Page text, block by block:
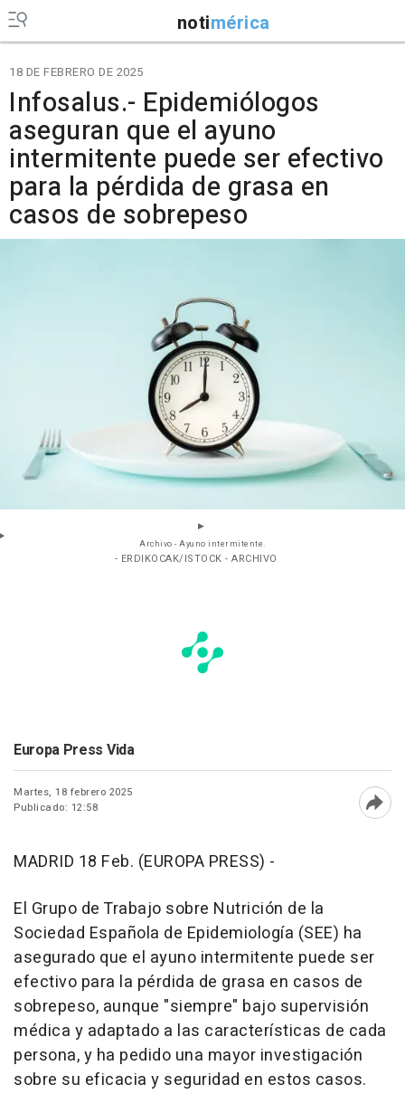
notimérica
18 DE FEBRERO DE 2025
Infosalus.- Epidemiólogos
aseguran que el ayuno
intermitente puede ser efectivo
para la pérdida de grasa en
casos de sobrepeso
Archivo - Ayuno intermitente.
- ERDIKOCAK/ISTOCK - ARCHIVO
Europa Press Vida
Martes, 18 febrero 2025
Publicado: 12:58
MADRID 18 Feb. (EUROPA PRESS) -
El Grupo de Trabajo sobre Nutrición de la
Sociedad Española de Epidemiología (SEE) ha
asegurado que el ayuno intermitente puede ser
efectivo para la pérdida de grasa en casos de
sobrepeso, aunque "siempre" bajo supervisión
médica y adaptado a las características de cada
persona, y ha pedido una mayor investigación
sobre su eficacia y seguridad en estos casos.